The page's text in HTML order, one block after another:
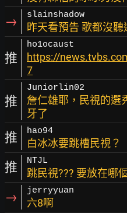
→ slainshadow
昨天看預告 歌都沒聽
推
ho1ocaust
https://
7
推
Juniorlin02
詹仁雄耶，民視的選
牙了
推 hao94
白冰冰要跳槽民視？
推 NTJL
跳民視??? 要放在哪
→ jerryyuan
六8啊